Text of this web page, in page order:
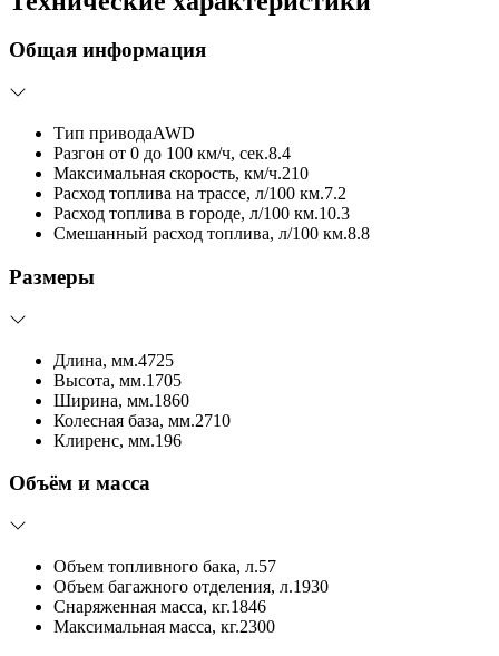
Общая информация
Тип приводаAWD
Разгон от 0 до 100 км/ч, сек.8.4
Максимальная скорость, км/ч.210
Расход топлива на трассе, л/100 км.7.2
Расход топлива в городе, л/100 км.10.3
Смешанный расход топлива, л/100 км.8.8
Размеры
Длина, мм.4725
Высота, мм.1705
Ширина, мм.1860
Колесная база, мм.2710
Клиренс, мм.196
Объём и масса
Объем топливного бака, л.57
Объем багажного отделения, л.1930
Снаряженная масса, кг.1846
Максимальная масса, кг.2300